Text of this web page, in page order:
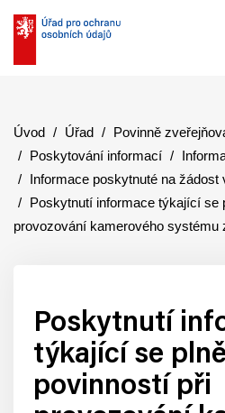
Úvod Úřad
Povinně
Poskytování informací
Informace poskytnuté na žádost
Poskytnutí informace týkající se
provozování kamerového systému
Poskytnutí
týkající se
povinností při